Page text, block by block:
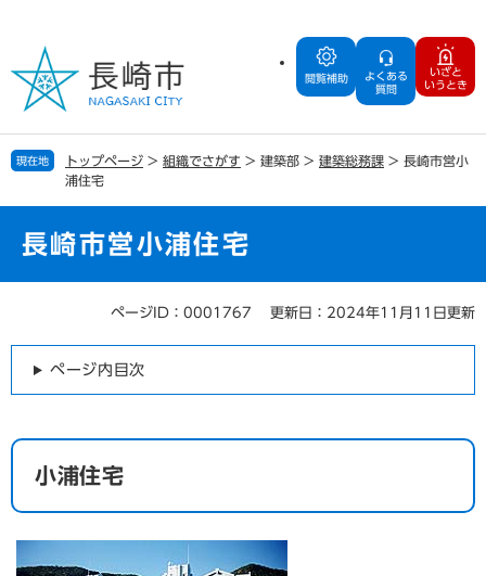
の
で
す
ー
ば
し
閲覧補助
よくある
質問
いざと
いうとき
現在地 トップページ > 組織でさがす > 建築部 > 建築総務課 > 長崎市営小
浦住宅
長崎市営小浦住宅
ページID：0001767 更新日：2024年11月11日更新
ページ内目次
小浦住宅